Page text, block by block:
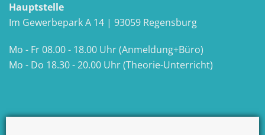
Hauptstelle
Im Gewerbepark A 14 | 93059 Regensburg
Mo - Fr 08.00 - 18.00 Uhr (Anmeldung+Büro)
Mo - Do 18.30 - 20.00 Uhr (Theorie-Unterricht)